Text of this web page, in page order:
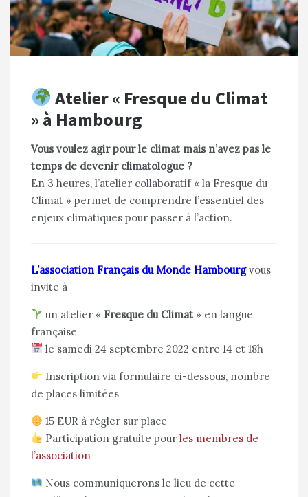
Atelier « Fresque du Climat
» à Hambourg
Vous voulez agir pour le climat mais n’avez pas le
temps de devenir climatologue ?
En 3 heures, l’atelier collaboratif « la Fresque du
Climat » permet de comprendre l’essentiel des
enjeux climatiques pour passer à l’action.
L’association Français du Monde Hambourg vous
invite à
un atelier « Fresque du Climat » en langue
française
le samedi 24 septembre 2022 entre 14 et 18h
Inscription via formulaire ci-dessous, nombre
de places limitées
15 EUR à régler sur place
Participation gratuite pourles membres de
l’association
Nous communiquerons le lieu de cette